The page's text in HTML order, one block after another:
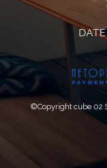
©Copyright cube 02